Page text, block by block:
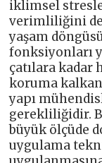
iklimsel
verimliliğini
yaşam
fonksiyonları
çatılara
koruma
yapı
gerekliliğidir.
büyük ölçüde
uygulama